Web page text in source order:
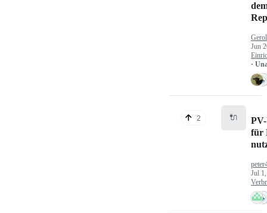
Jun
·
2 🔌
für
Jul